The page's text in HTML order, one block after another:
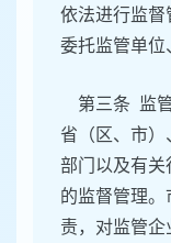
依法进行监督
委托监管单位
第三条 监管
省（区、市）
部门以及有关
的监督管理
责，对监管企